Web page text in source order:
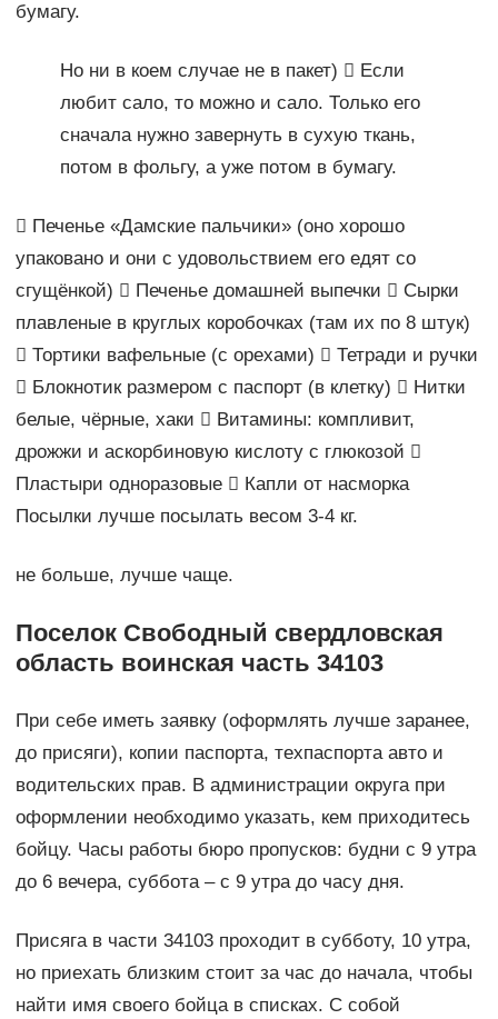
бумагу.
Но ни в коем случае не в пакет)  Если
любит сало, то можно и сало. Только его
сначала нужно завернуть в сухую ткань,
потом в фольгу, а уже потом в бумагу.
 Печенье «Дамские пальчики» (оно хорошо
упаковано и они с удовольствием его едят со
сгущёнкой)  Печенье домашней выпечки  Сырки
плавленые в круглых коробочках (там их по 8 штук)
 Тортики вафельные (с орехами)  Тетради и ручки
 Блокнотик размером с паспорт (в клетку)  Нитки
белые, чёрные, хаки  Витамины: компливит,
дрожжи и аскорбиновую кислоту с глюкозой 
Пластыри одноразовые  Капли от насморка
Посылки лучше посылать весом 3-4 кг.
не больше, лучше чаще.
Поселок Свободный свердловская
область воинская часть 34103
При себе иметь заявку (оформлять лучше заранее,
до присяги), копии паспорта, техпаспорта авто и
водительских прав. В администрации округа при
оформлении необходимо указать, кем приходитесь
бойцу. Часы работы бюро пропусков: будни с 9 утра
до 6 вечера, суббота – с 9 утра до часу дня.
Присяга в части 34103 проходит в субботу, 10 утра,
но приехать близким стоит за час до начала, чтобы
найти имя своего бойца в списках. С собой